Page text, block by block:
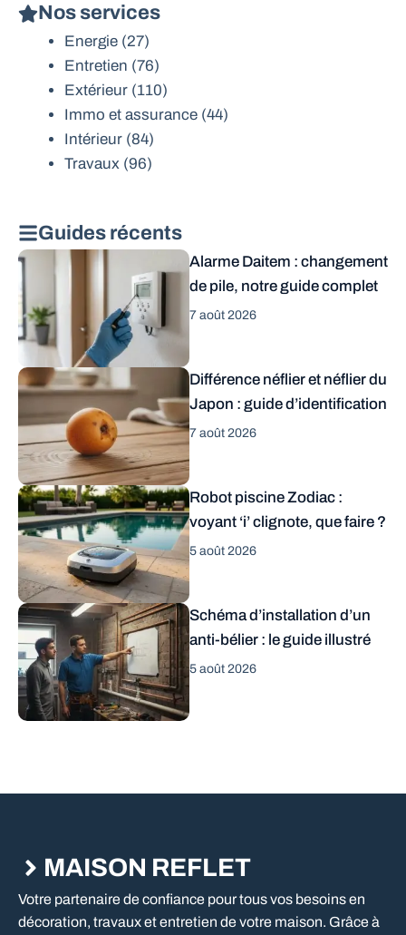
Nos services
Energie (27)
Entretien (76)
Extérieur (110)
Immo et assurance (44)
Intérieur (84)
Travaux (96)
Guides récents
Alarme Daitem : changement
de pile, notre guide complet
7 août 2026
Différence néflier et néflier du
Japon : guide d’identification
7 août 2026
Robot piscine Zodiac :
voyant ‘i’ clignote, que faire ?
5 août 2026
Schéma d’installation d’un
anti-bélier : le guide illustré
5 août 2026
MAISON REFLET
Votre partenaire de confiance pour tous vos besoins en
décoration, travaux et entretien de votre maison. Grâce à